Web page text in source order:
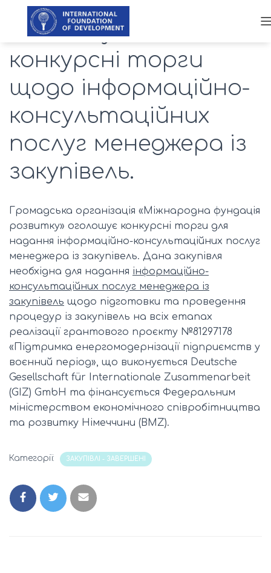
Оголошуються
конкурсні торги
щодо інформаційно-
консультаційних
послуг менеджера із
закупівель.
Громадська організація «Міжнародна фундація
розвитку» оголошує конкурсні торги для
надання інформаційно-консультаційних послуг
менеджера із закупівель. Дана закупівля
необхідна для надання інформаційно-
консультаційних послуг менеджера із
закупівель щодо підготовки та проведення
процедур із закупівель на всіх етапах
реалізації грантового проєкту №81297178
«Підтримка енергомодернізації підприємств у
воєнний період», що виконується Deutsche
Gesellschaft für Internationale Zusammenarbeit
(GIZ) GmbH та фінансується Федеральним
міністерством економічного співробітництва
та розвитку Німеччини (BMZ).
Категорії: ЗАКУПІВЛІ - ЗАВЕРШЕНІ